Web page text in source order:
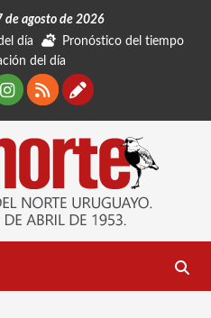
de agosto de 2026
día
Pronóstico del tiempo
del día
Instagram
RSSContáctanos